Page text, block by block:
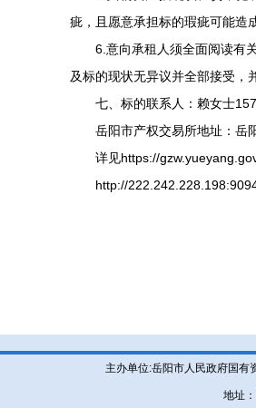
疵，且愿意承担标的瑕疵可能造
6.意向承租人须全面阅读有关
及标的现状无异议并全部接受，
七、标的联系人：赖女士
岳阳市产权交易所地址：岳阳
详见https://
http://